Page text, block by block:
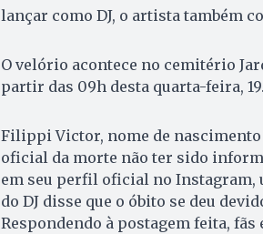
lançar como DJ, o artista também
O velório acontece no cemitério
partir das 09h desta quarta-feira,
Filippi Victor, nome de nascimento
oficial da morte não ter sido
em seu perfil oficial no Instagram,
do DJ disse que o óbito se deu
Respondendo à postagem feita,